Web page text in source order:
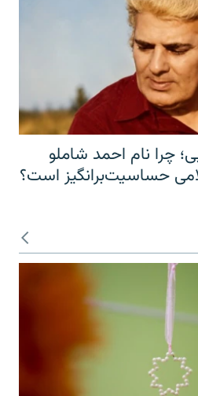
چرا نام احمد شاملو
حساسیت‌برانگیز است؟